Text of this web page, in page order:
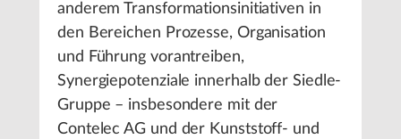
anderem Transformationsinitiativen in
den Bereichen Prozesse, Organisation
und Führung vorantreiben,
Synergiepotenziale innerhalb der Siedle-
Gruppe – insbesondere mit der
Contelec AG und der Kunststoff- und